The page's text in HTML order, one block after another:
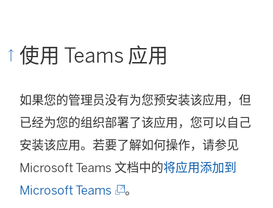
使用 Teams 应用
如果您的管理员没有为您预安装该应用，但
已经为您的组织部署了该应用，您可以自己
安装该应用。若要了解如何操作，请参见
Microsoft Teams 文档中的将应用添加到
Microsoft Teams (
。